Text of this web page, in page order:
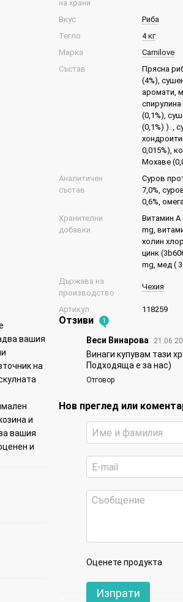
вашия
на
и
вашия
и
на храни
Вкус
Риба
Тегло
4 кг
Марка
Carnilove
Състав
Прясна
(4%),
аромати,
(0,1%),
(0,1%) ). ,
0,015%),
Мохаве
Аналитичен
състав
Суров
7,0%,
0,6%,
Хранителни
добавки
Витамин A
mg,
холин
цинк
mg, мед (
Държава на
производство
Чехия
Артикул 118259
Отзиви 1
Веси Винарова
Винаги купувам тази
Подходяща е за нас)
Отговор
Нов преглед или
Оценете продукта
Изпрати